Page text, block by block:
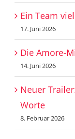
Ein Team
17. Juni 2026
Die Amore-
14. Juni 2026
Neuer
Worte
8. Februar 2026